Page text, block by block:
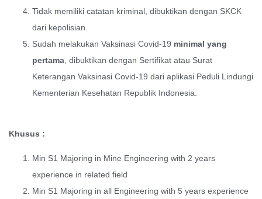
Tidak memiliki catatan kriminal, dibuktikan dengan SKCK
dari kepolisian.
Sudah melakukan Vaksinasi Covid-19 minimal yang
pertama , dibuktikan dengan Sertifikat atau Surat
Keterangan Vaksinasi Covid-19 dari aplikasi Peduli Lindungi
Kementerian Kesehatan Republik Indonesia.
Khusus :
Min S1 Majoring in Mine Engineering with 2 years
experience in related field
Min S1 Majoring in all Engineering with 5 years experience